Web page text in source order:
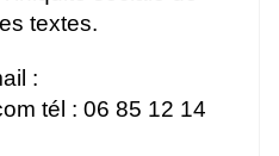
textes.
:
tél : 06 85 12 14